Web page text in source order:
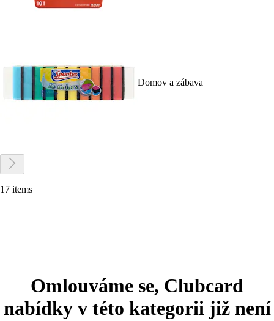
Domov a zábava
17 items
Omlouváme se, Clubcard
nabídky v této kategorii již není